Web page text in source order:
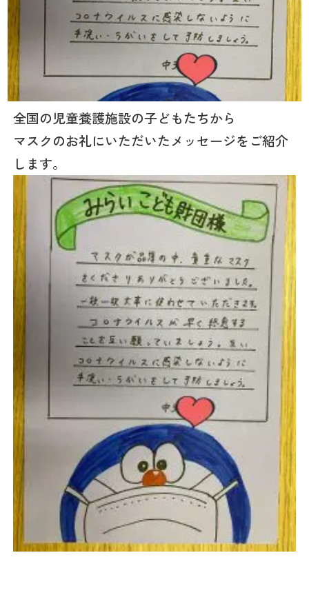
全国の児童養護施設の子どもたちから
マスクのお礼にいただいたメッセージをご紹介
します。